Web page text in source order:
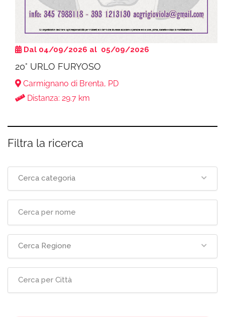
Dal 04/09/2026 al 05/09/2026
20° URLO FURYOSO
Carmignano di Brenta, PD
Distanza: 29.7 km
Filtra la ricerca
Cerca categoria
Cerca Regione